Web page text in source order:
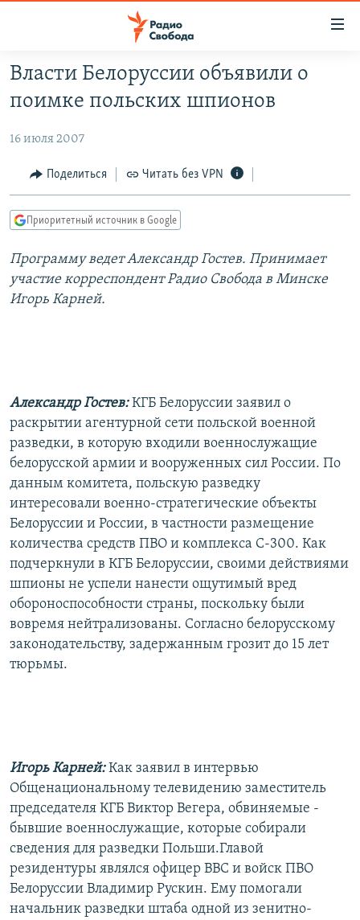
упрощенного
доступа
содержанию
Вернутся
навигации
Вернутся
АВТОРСКИЕ ПРОЕКТЫ
ЦИТАТЫ СВОБОДЫ
КУЛЬТУРА
IDEL.РЕАЛИИ
КАВКАЗ.РЕАЛИИ
ПОДПИШИТЕСЬ НА РАССЫЛКУ
СОЦИАЛЬНЫЕ СЕТИ
Все сайты РСЕ/РС
Власти Белоруссии объявили о
поимке польских шпионов
16 июля 2007
Поделиться Читать без VPN
Приоритетный источник в Google
Программу ведет Александр Гостев. Принимает
участие корреспондент Радио Свобода в Минске
Игорь Карней.
Александр Гостев: КГБ Белоруссии заявил о
раскрытии агентурной сети польской военной
разведки, в которую входили военнослужащие
белорусской армии и вооруженных сил России. По
данным комитета, польскую разведку
интересовали военно-стратегические объекты
Белоруссии и России, в частности размещение
количества средств ПВО и комплекса С-300. Как
подчеркнули в КГБ Белоруссии, своими действиями
шпионы не успели нанести ощутимый вред
обороноспособности страны, поскольку были
вовремя нейтрализованы. Согласно белорусскому
законодательству, задержанным грозит до 15 лет
тюрьмы.
Игорь Карней:Как заявил в интервью
Общенациональному телевидению заместитель
председателя КГБ Виктор Вегера, обвиняемые -
бывшие военнослужащие, которые собирали
сведения для разведки Польши.Главой
резидентуры являлся офицер ВВС и войск ПВО
Белоруссии Владимир Рускин. Ему помогали
начальник разведки штаба одной из зенитно-